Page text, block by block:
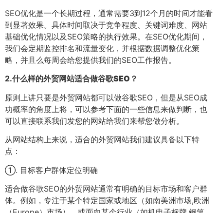
SEO优化是一个长期过程，通常需要3到12个月的时间才能看
到显著效果。具体时间取决于竞争程度、关键词难度、网站
基础优化情况以及SEO策略的执行效果。在SEO优化期间，
我们会定期监控排名和流量变化，并根据数据调整优化策
略，并且么每周会给您提供我们的SEO工作报告。
2.什么样的外贸网站适合做谷歌SEO？
原则上讲只要是外贸网站都可以做谷歌SEO，但是从SEO成
功概率的角度上将，可以参考下面的一些信息来做判断，也
可以直接联系我们发您的网站给我们来帮您做分析。
从网站结构上来说，适合的外贸网站我们建议具备以下特
点：
①. 目标客户群体定位明确
适合做谷歌SEO的外贸网站通常有明确的目标市场和客户群
体。例如，专注于某个特定国家或地区（如南美洲市场,欧洲